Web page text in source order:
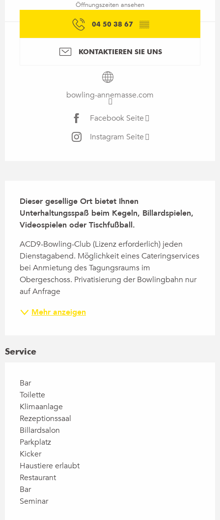
Öffnungszeiten ansehen
04 50 38 67 ▒▒
KONTAKTIEREN SIE UNS
bowling-annemasse.com
Facebook Seite
Instagram Seite
Dieser gesellige Ort bietet Ihnen
Unterhaltungsspaß beim Kegeln, Billardspielen,
Videospielen oder Tischfußball.
ACD9-Bowling-Club (Lizenz erforderlich) jeden
Dienstagabend. Möglichkeit eines Cateringservices
bei Anmietung des Tagungsraums im
Obergeschoss. Privatisierung der Bowlingbahn nur
auf Anfrage
Mehr anzeigen
Service
Bar
Toilette
Klimaanlage
Rezeptionssaal
Billardsalon
Parkplatz
Kicker
Haustiere erlaubt
Restaurant
Bar
Seminar